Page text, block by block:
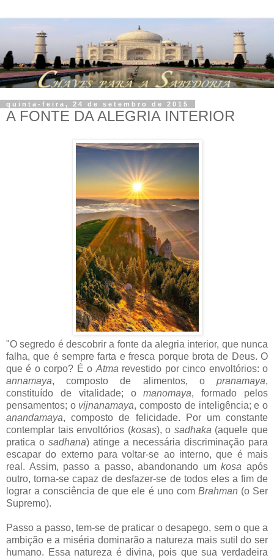
quinta-feira, 24 de setembro de 2015
A FONTE DA ALEGRIA INTERIOR
"O segredo é descobrir a fonte da alegria interior, que nunca
falha, que é sempre farta e fresca porque brota de Deus. O
que é o corpo? É o Atma revestido por cinco envoltórios: o
annamaya, composto de alimentos, o pranamaya,
constituído de vitalidade; omanomaya, formado pelos
pensamentos; o vijnanamaya, composto de inteligência; e o
anandamaya, composto de felicidade. Por um constante
contemplar tais envoltórios (kosas), o sadhaka (aquele que
pratica o sadhana) atinge a necessária discriminação para
escapar do externo para voltar-se ao interno, que é mais
real. Assim, passo a passo, abandonando umkosa após
outro, torna-se capaz de desfazer-se de todos eles a fim de
lograr a consciência de que ele é uno com Brahman (o Ser
Supremo).
Passo a passo, tem-se de praticar o desapego, sem o que a
ambição e a miséria dominarão a natureza mais sutil do ser
humano. Essa natureza é divina, pois que sua verdadeira